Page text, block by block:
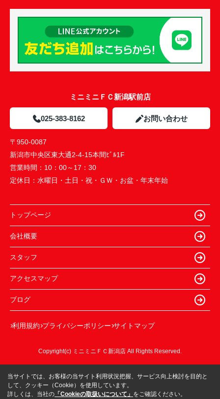
ミニミニＦＣ新潟駅前店
025-383-8162 お問い合わせ
〒950-0087
新潟市中央区東大通2-4-15本間ﾋﾞﾙ1F
営業時間： 10：00～17：30
定休日： 水曜日・土日・祝・ＧＷ・お盆・年末年始
トップページ
会社概要
スタッフ
アクセスマップ
ブログ
利用規約 プライバシーポリシー サイトマップ
Copyright(c) ミニミニＦＣ新潟店 All Rights Reserved.
当サイトでは、お客様の当サイト利用状況把握、サービス向上検討を目的と
して、クッキー（Cookie）を使用しています。
詳しくは、当社の 「Cookieの取扱いについて」 をご確認ください。